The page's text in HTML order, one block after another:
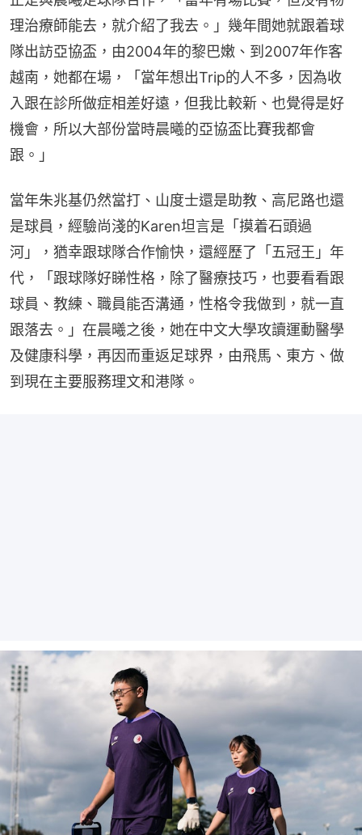
理治療師能去，就介紹了我去。」幾年間她就跟着球
隊出訪亞協盃，由2004年的黎巴嫩、到2007年作客
越南，她都在場，「當年想出Trip的人不多，因為收
入跟在診所做症相差好遠，但我比較新、也覺得是好
機會，所以大部份當時晨曦的亞協盃比賽我都會
跟。」
當年朱兆基仍然當打、山度士還是助教、高尼路也還
是球員，經驗尚淺的Karen坦言是「摸着石頭過
河」，猶幸跟球隊合作愉快，還經歷了「五冠王」年
代，「跟球隊好睇性格，除了醫療技巧，也要看看跟
球員、教練、職員能否溝通，性格令我做到，就一直
跟落去。」在晨曦之後，她在中文大學攻讀運動醫學
及健康科學，再因而重返足球界，由飛馬、東方、做
到現在主要服務理文和港隊。